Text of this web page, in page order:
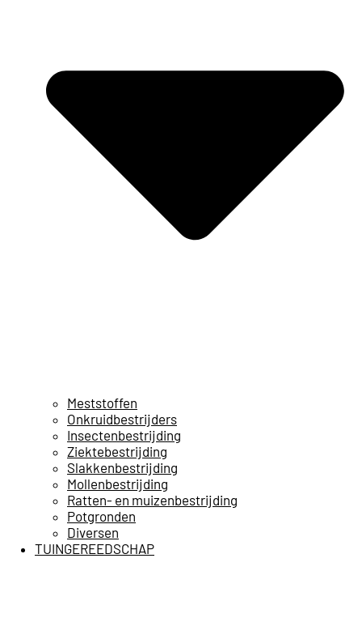
Meststoffen
Onkruidbestrijders
Insectenbestrijding
Ziektebestrijding
Slakkenbestrijding
Mollenbestrijding
Ratten- en muizenbestrijding
Potgronden
Diversen
TUINGEREEDSCHAP